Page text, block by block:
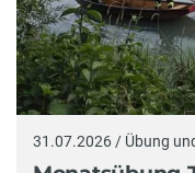
31.07.2026 / Übung